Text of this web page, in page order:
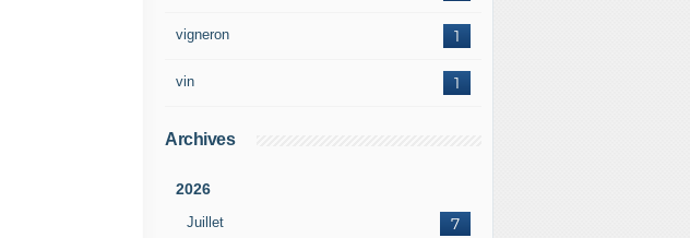
1
vigneron
1
vin
Archives
2026
Juillet 7